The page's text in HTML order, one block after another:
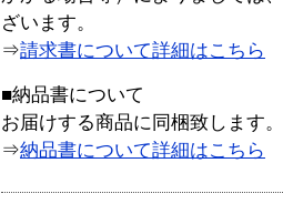
ざいます。
⇒請求書について詳細はこちら
■納品書について
お届けする商品に同梱致します。
⇒納品書について詳細はこちら